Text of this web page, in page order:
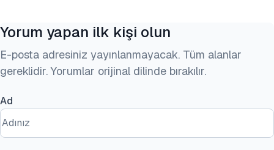
Yorum yapan ilk kişi olun
E-posta adresiniz yayınlanmayacak. Tüm alanlar
gereklidir. Yorumlar orijinal dilinde bırakılır.
Ad